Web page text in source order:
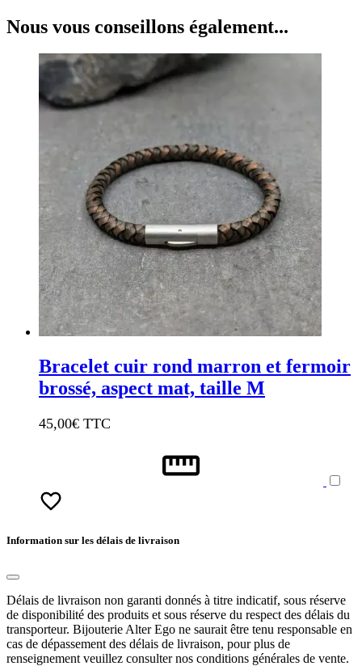
Nous vous conseillons également...
Bracelet cuir rond marron et fermoir
brossé, aspect mat, taille M
45,00€ TTC
Information sur les délais de livraison
Délais de livraison non garanti donnés à titre indicatif, sous réserve
de disponibilité des produits et sous réserve du respect des délais du
transporteur. Bijouterie Alter Ego ne saurait être tenu responsable en
cas de dépassement des délais de livraison, pour plus de
renseignement veuillez consulter nos conditions générales de vente.